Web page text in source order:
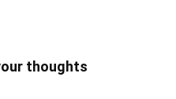
thoughts